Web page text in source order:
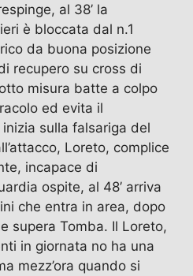
al 38’ la
è bloccata dal n.1
da buona posizione
recupero su cross di
misura batte a colpo
ed evita il
sulla falsariga del
Loreto, complice
incapace di
ospite, al 48’ arriva
che entra in area, dopo
supera Tomba. Il Loreto,
in giornata no ha una
mezz’ora quando si